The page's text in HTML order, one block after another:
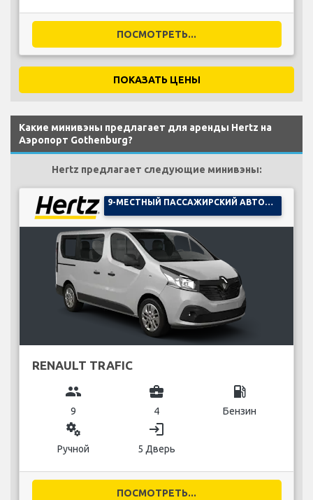
ПОСМОТРЕТЬ...
ПОКАЗАТЬ ЦЕНЫ
Какие минивэны предлагает для аренды Hertz на
Аэропорт Gothenburg?
Hertz предлагает следующие минивэны:
RENAULT TRAFIC
group
9
business_center
4
local_gas_station
Бензин
miscellaneous_services
Ручной
login
5 Дверь
ПОСМОТРЕТЬ...